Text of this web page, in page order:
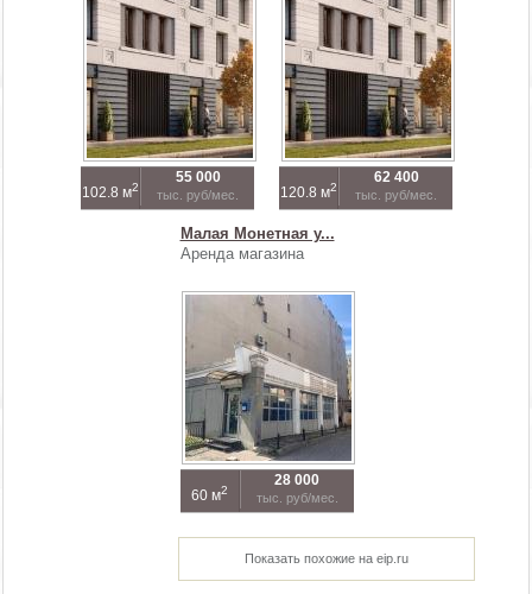
102.8 м2
55 000
тыс. руб/мес. 120.8 м2
62 400
тыс. руб/мес.
Малая Монетная у...
Аренда магазина
60 м2
28 000
тыс. руб/мес.
Показать похожие на eip.ru